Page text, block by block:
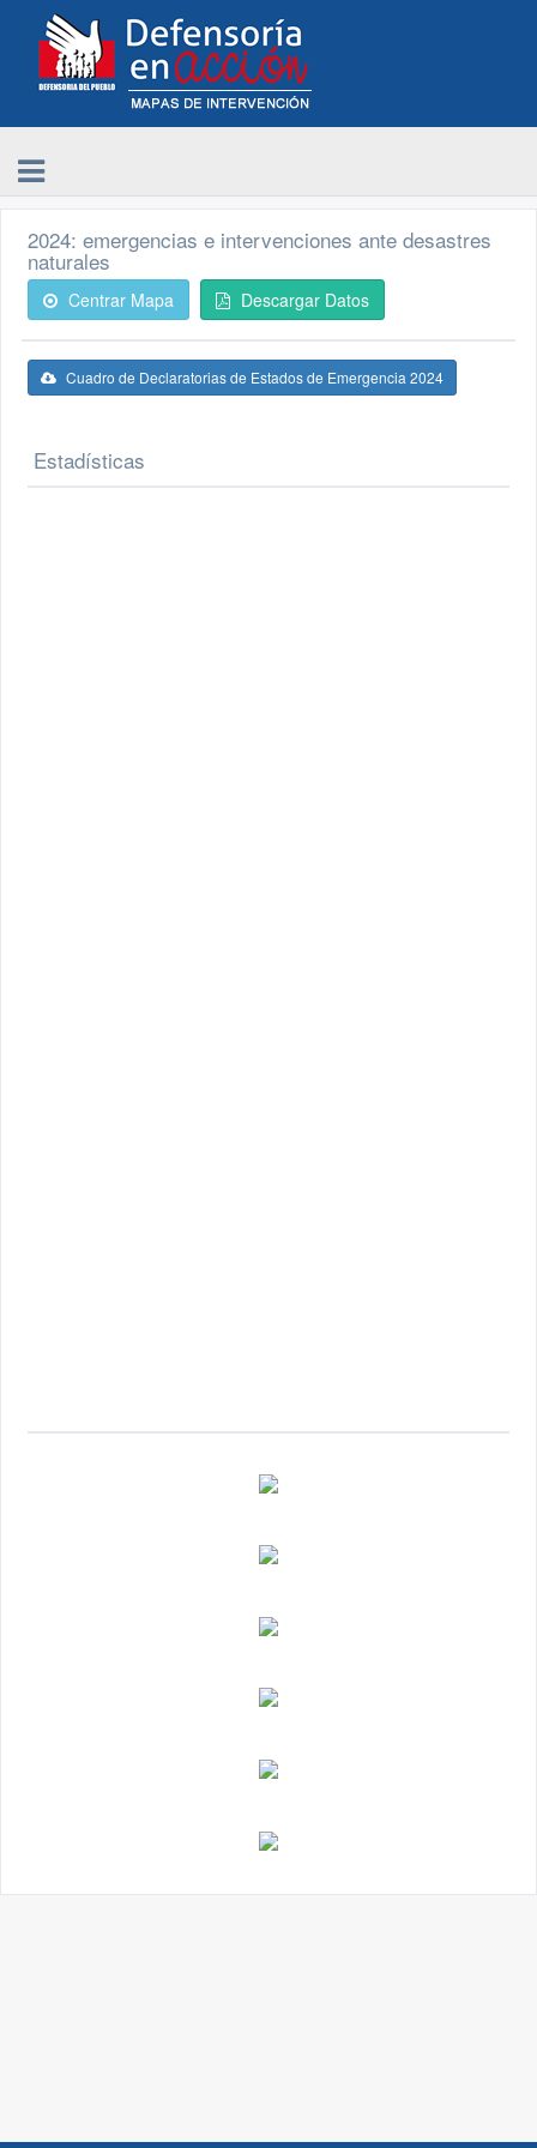
2024: emergencias e intervenciones ante desastres
naturales
Centrar Mapa Descargar Datos
Cuadro de Declaratorias de Estados de Emergencia 2024
Estadísticas